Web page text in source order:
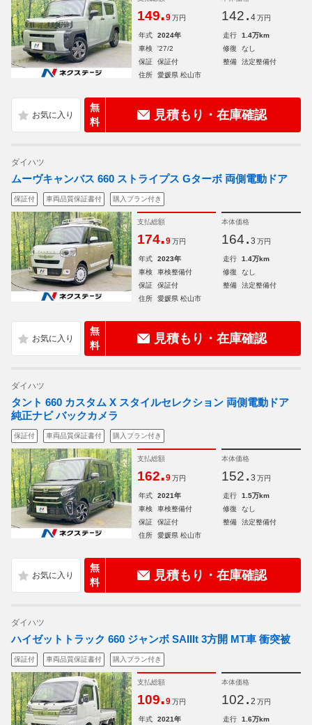
149.9 万円 142. 4 万円
年式 2024年 走行
1.4万km
車検
'27/2 修復
なし
保証
保証付 整備
法定整備付
住所
愛媛県 松山市
無
料
見積もり・在庫確認
ダイハツ
ムーヴキャンバス 660 ストライプス Gターボ 両側電動ドア
保証付 車両品質保証書付 購入プラン付き
支払総額
174.9 万円
本体価格
164. 3 万円
年式 2023年 走行
1.4万km
車検
車検整備付 修復
なし
保証
保証付 整備
法定整備付
住所
愛媛県 松山市
無
料
見積もり・在庫確認
ダイハツ
タント 660 カスタム X スタイルセレクション 両側電動ドア
純正ナビ バックカメラ
保証付 車両品質保証書付 購入プラン付き
支払総額
162.9 万円
本体価格
152. 3 万円
年式 2021年 走行
1.5万km
車検
車検整備付 修復
なし
保証
保証付 整備
法定整備付
住所
愛媛県 松山市
無
料
見積もり・在庫確認
ダイハツ
ハイゼットトラック 660 ジャンボ SAIIIt 3方開 MT車 衝突被
保証付 車両品質保証書付 購入プラン付き
支払総額
109.9 万円
本体価格
102. 2 万円
年式 2021年 走行
1.6万km